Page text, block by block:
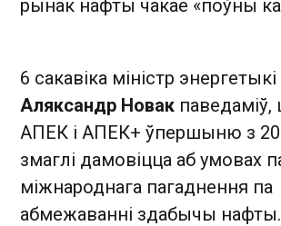
рынак нафты чакае «поўны
6 сакавіка міністр энергетыкі
Аляксандр Новак паведаміў,
АПЕК і АПЕК+ ўпершыню з
змаглі дамовіцца аб умовах
міжнароднага пагаднення па
абмежаванні здабычы нафты.